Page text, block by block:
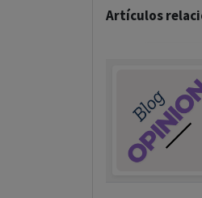
Artículos